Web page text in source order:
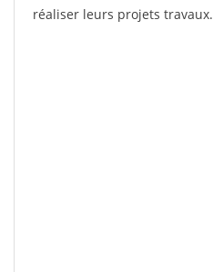
réaliser leurs projets travaux.